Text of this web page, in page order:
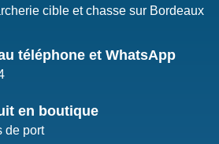
cible et chasse sur Bordeaux
téléphone et WhatsApp
en boutique
de port